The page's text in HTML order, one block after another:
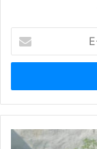
Posta
adresinizi